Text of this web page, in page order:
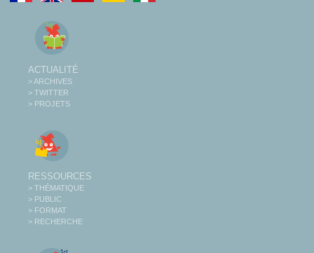
ACTUALITÉ
> ARCHIVES
> TWITTER
> PROJETS
RESSOURCES
> THÉMATIQUE
> PUBLIC
> FORMAT
> RECHERCHE